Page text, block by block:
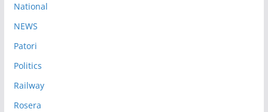
National
NEWS
Patori
Politics
Railway
Rosera